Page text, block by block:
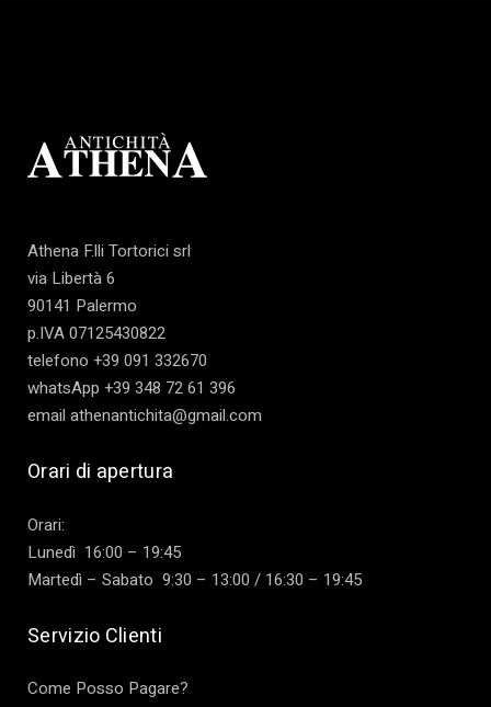
Athena F.lli Tortorici srl
via Libertà 6
90141 Palermo
p.IVA 07125430822
telefono +39 091 332670
whatsApp +39 348 72 61 396
email athenantichita@gmail.com
Orari di apertura
Orari:
Lunedì 16:00 – 19:45
Martedì – Sabato 9:30 – 13:00 / 16:30 – 19:45
Servizio Clienti
Come Posso Pagare?